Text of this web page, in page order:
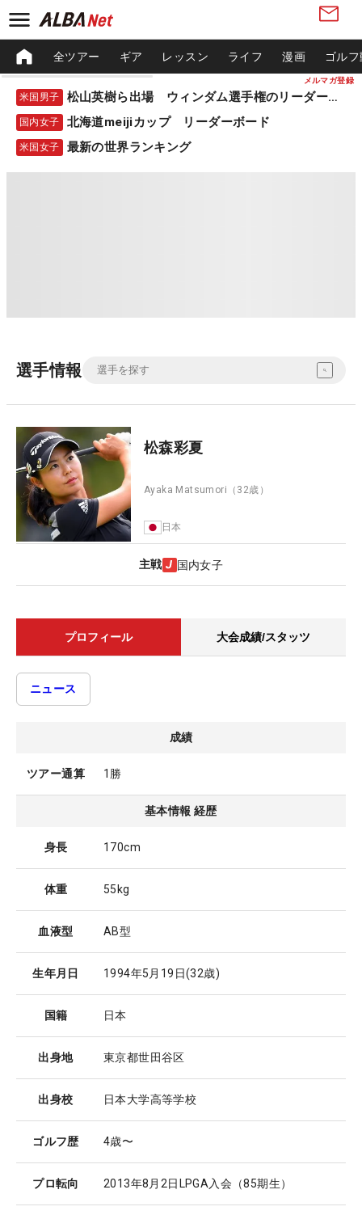
メルマガ登録
全ツアー ギア レッスン ライフ 漫画 ゴル
米国男子 松山英樹ら出場 ウィンダム選手権のリーダーボード
国内女子 北海道meijiカップ リーダーボード
米国女子 最新の世界ランキング
選手情報
松森彩夏
Ayaka Matsumori （32歳）
日本
主戦 国内女子
プロフィール 大会成績/スタッツ
ニュース
成績
ツアー通算 1勝
基本情報 経歴
身長 170cm
体重 55kg
血液型 AB型
生年月日 1994年5月19日(32歳)
国籍 日本
出身地 東京都世田谷区
出身校 日本大学高等学校
ゴルフ歴 4歳〜
プロ転向 2013年8月2日LPGA入会（85期生）